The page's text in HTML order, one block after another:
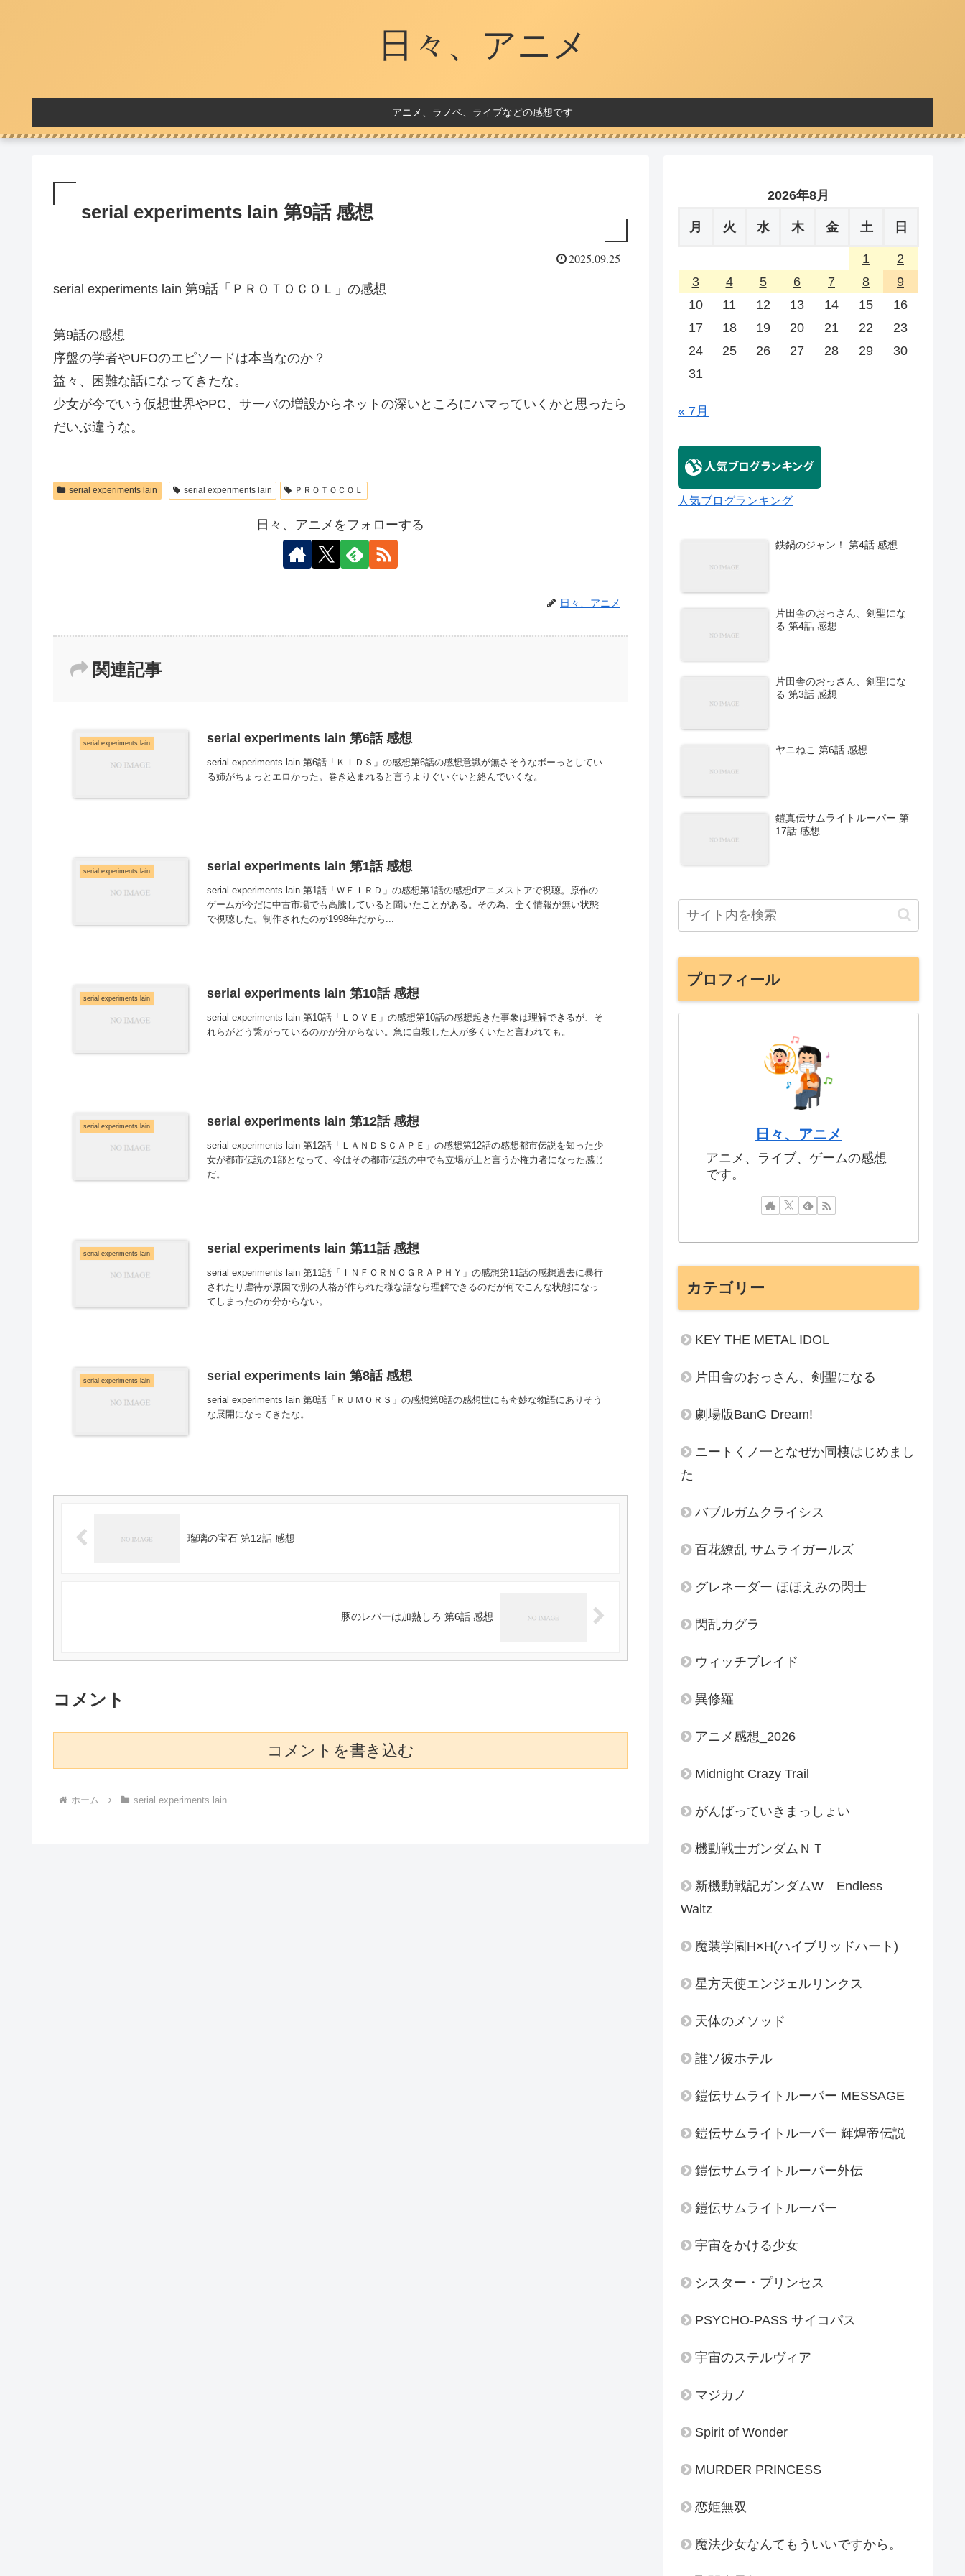
日々、アニメ
アニメ、ラノベ、ライブなどの感想です
serial experiments lain 第9話 感想
2025.09.25
serial experiments lain 第9話「ＰＲＯＴＯＣＯＬ」の感想
第9話の感想
序盤の学者やUFOのエピソードは本当なのか？
益々、困難な話になってきたな。
少女が今でいう仮想世界やPC、サーバの増設からネットの深いところにハマっていくかと思ったら
だいぶ違うな。
serial experiments lain serial experiments lain ＰＲＯＴＯＣＯＬ
日々、アニメをフォローする
日々、アニメ
関連記事
serial experiments lain serial experiments lain 第6話 感想
serial experiments lain 第6話「ＫＩＤＳ」の感想第6話の感想意識が無さそうなボーっとしてい
る姉がちょっとエロかった。巻き込まれると言うよりぐいぐいと絡んでいくな。
serial experiments lain serial experiments lain 第1話 感想
serial experiments lain 第1話「ＷＥＩＲＤ」の感想第1話の感想dアニメストアで視聴。原作の
ゲームが今だに中古市場でも高騰していると聞いたことがある。その為、全く情報が無い状態
で視聴した。制作されたのが1998年だから...
serial experiments lain serial experiments lain 第10話 感想
serial experiments lain 第10話「ＬＯＶＥ」の感想第10話の感想起きた事象は理解できるが、そ
れらがどう繋がっているのかが分からない。急に自殺した人が多くいたと言われても。
serial experiments lain serial experiments lain 第12話 感想
serial experiments lain 第12話「ＬＡＮＤＳＣＡＰＥ」の感想第12話の感想都市伝説を知った少
女が都市伝説の1部となって、今はその都市伝説の中でも立場が上と言うか権力者になった感じ
だ。
serial experiments lain serial experiments lain 第11話 感想
serial experiments lain 第11話「ＩＮＦＯＲＮＯＧＲＡＰＨＹ」の感想第11話の感想過去に暴行
されたり虐待が原因で別の人格が作られた様な話なら理解できるのだが何でこんな状態になっ
てしまったのか分からない。
serial experiments lain serial experiments lain 第8話 感想
serial experiments lain 第8話「ＲＵＭＯＲＳ」の感想第8話の感想世にも奇妙な物語にありそう
な展開になってきたな。
瑠璃の宝石 第12話 感想
豚のレバーは加熱しろ 第6話 感想
コメント
コメントを書き込む
ホーム serial experiments lain
2026年8月
月 火 水 木 金 土 日
1
2
3
4 5 6 7 8
9
10
11 12 13 14 15
16
17
18 19 20 21 22
23
24
25 26 27 28 29
30
31
« 7月
人気ブログランキング
鉄鍋のジャン！ 第4話 感想
片田舎のおっさん、剣聖にな
る 第4話 感想
片田舎のおっさん、剣聖にな
る 第3話 感想
ヤニねこ 第6話 感想
鎧真伝サムライトルーパー 第
17話 感想
プロフィール
日々、アニメ
アニメ、ライブ、ゲームの感想
です。
カテゴリー
KEY THE METAL IDOL
片田舎のおっさん、剣聖になる
劇場版BanG Dream!
ニートくノ一となぜか同棲はじめまし
た
バブルガムクライシス
百花繚乱 サムライガールズ
グレネーダー ほほえみの閃士
閃乱カグラ
ウィッチブレイド
異修羅
アニメ感想_2026
Midnight Crazy Trail
がんばっていきまっしょい
機動戦士ガンダムＮＴ
新機動戦記ガンダムW Endless
Waltz
魔装学園H×H(ハイブリッドハート)
星方天使エンジェルリンクス
天体のメソッド
誰ソ彼ホテル
鎧伝サムライトルーパー MESSAGE
鎧伝サムライトルーパー 輝煌帝伝説
鎧伝サムライトルーパー外伝
鎧伝サムライトルーパー
宇宙をかける少女
シスター・プリンセス
PSYCHO-PASS サイコパス
宇宙のステルヴィア
マジカノ
Spirit of Wonder
MURDER PRINCESS
恋姫無双
魔法少女なんてもういいですから。